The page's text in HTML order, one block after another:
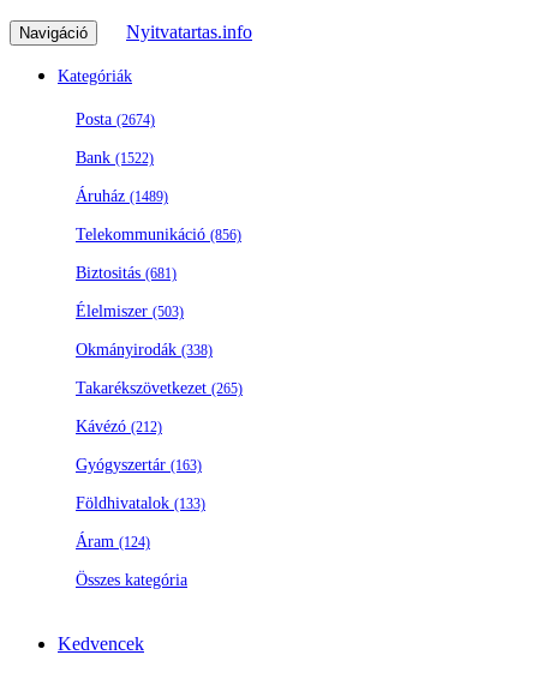
Navigáció Nyitvatartas.info
Kategóriák
Posta (2674)
Bank (1522)
Áruház (1489)
Telekommunikáció (856)
Biztositás (681)
Élelmiszer (503)
Okmányirodák (338)
Takarékszövetkezet (265)
Kávézó (212)
Gyógyszertár (163)
Földhivatalok (133)
Áram (124)
Összes kategória
Kedvencek